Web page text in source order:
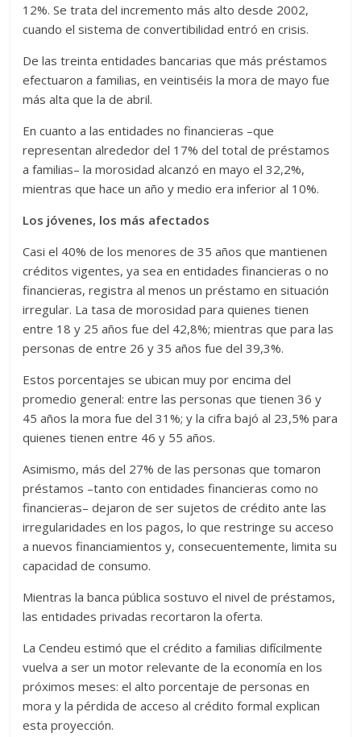
12%. Se trata del incremento más alto desde 2002,
cuando el sistema de convertibilidad entró en crisis.
De las treinta entidades bancarias que más préstamos
efectuaron a familias, en veintiséis la mora de mayo fue
más alta que la de abril.
En cuanto a las entidades no financieras –que
representan alrededor del 17% del total de préstamos
a familias– la morosidad alcanzó en mayo el 32,2%,
mientras que hace un año y medio era inferior al 10%.
Los jóvenes, los más afectados
Casi el 40% de los menores de 35 años que mantienen
créditos vigentes, ya sea en entidades financieras o no
financieras, registra al menos un préstamo en situación
irregular. La tasa de morosidad para quienes tienen
entre 18 y 25 años fue del 42,8%; mientras que para las
personas de entre 26 y 35 años fue del 39,3%.
Estos porcentajes se ubican muy por encima del
promedio general: entre las personas que tienen 36 y
45 años la mora fue del 31%; y la cifra bajó al 23,5% para
quienes tienen entre 46 y 55 años.
Asimismo, más del 27% de las personas que tomaron
préstamos –tanto con entidades financieras como no
financieras– dejaron de ser sujetos de crédito ante las
irregularidades en los pagos, lo que restringe su acceso
a nuevos financiamientos y, consecuentemente, limita su
capacidad de consumo.
Mientras la banca pública sostuvo el nivel de préstamos,
las entidades privadas recortaron la oferta.
La Cendeu estimó que el crédito a familias difícilmente
vuelva a ser un motor relevante de la economía en los
próximos meses: el alto porcentaje de personas en
mora y la pérdida de acceso al crédito formal explican
esta proyección.